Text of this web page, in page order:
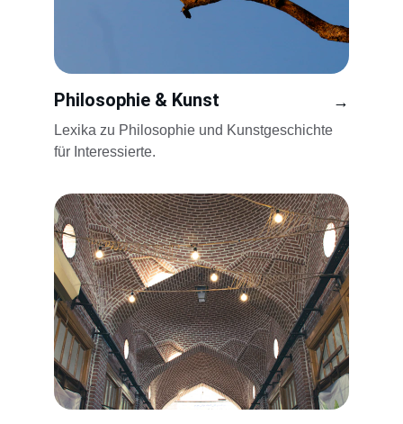
Philosophie & Kunst
Lexika zu Philosophie und Kunstgeschichte
für Interessierte.
→